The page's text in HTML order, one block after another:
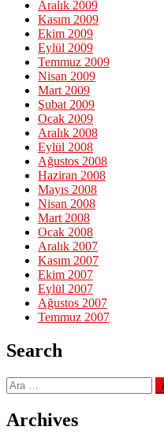
Aralık 2009
Kasım 2009
Ekim 2009
Eylül 2009
Temmuz 2009
Nisan 2009
Mart 2009
Şubat 2009
Ocak 2009
Aralık 2008
Eylül 2008
Ağustos 2008
Haziran 2008
Mayıs 2008
Nisan 2008
Mart 2008
Ocak 2008
Aralık 2007
Kasım 2007
Ekim 2007
Eylül 2007
Ağustos 2007
Temmuz 2007
Search
Arama:
Archives